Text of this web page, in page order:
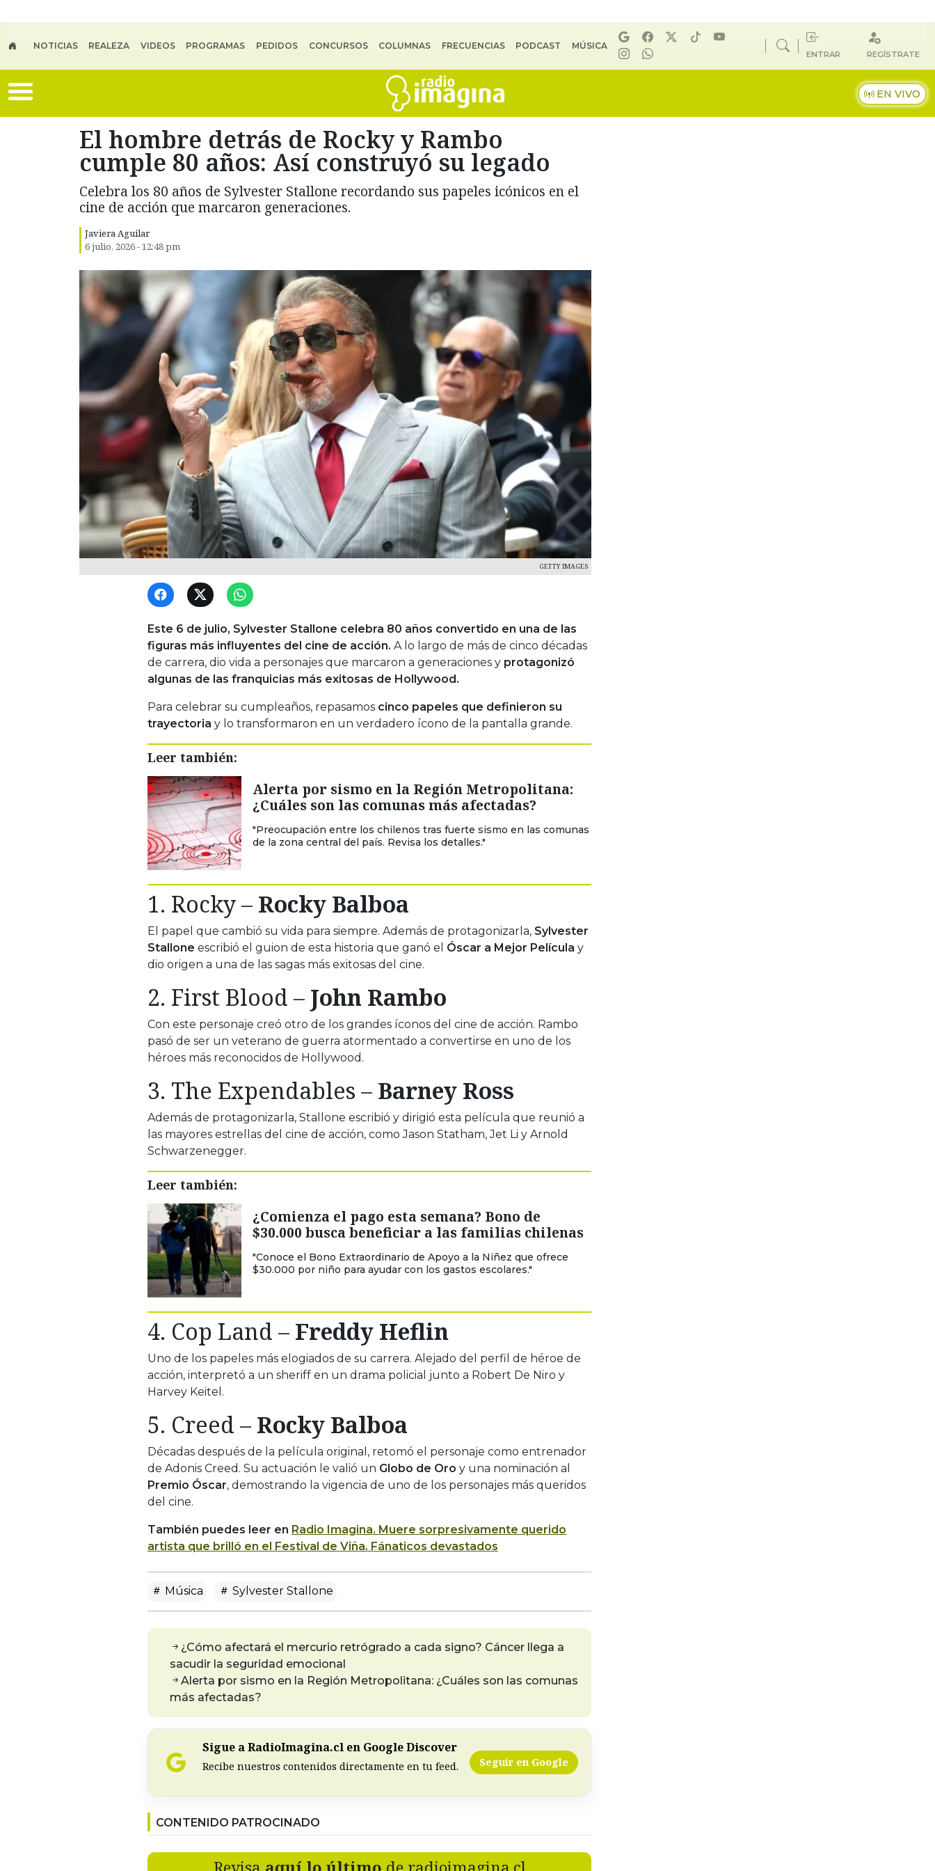
NOTICIAS REALEZA VIDEOS PROGRAMAS PEDIDOS CONCURSOS COLUMNAS FRECUENCIAS PODCAST MÚSICA
ENTRAR REGÍSTRATE
EN VIVO
El hombre detrás de Rocky y Rambo
cumple 80 años: Así construyó su legado
Celebra los 80 años de Sylvester Stallone recordando sus papeles icónicos en el
cine de acción que marcaron generaciones.
Javiera Aguilar
6 julio, 2026 - 12:48 pm
GETTY IMAGES
Este 6 de julio, Sylvester Stallone celebra 80 años convertido en una de las
figuras más influyentes del cine de acción. A lo largo de más de cinco décadas
de carrera, dio vida a personajes que marcaron a generaciones y protagonizó
algunas de las franquicias más exitosas de Hollywood.
Para celebrar su cumpleaños, repasamos cinco papeles que definieron su
trayectoria y lo transformaron en un verdadero ícono de la pantalla grande.
Leer también:
Alerta por sismo en la Región Metropolitana:
¿Cuáles son las comunas más afectadas?
"Preocupación entre los chilenos tras fuerte sismo en las comunas
de la zona central del país. Revisa los detalles."
1. Rocky– Rocky Balboa
El papel que cambió su vida para siempre. Además de protagonizarla, Sylvester
Stallone escribió el guion de esta historia que ganó el Óscar a Mejor Película y
dio origen a una de las sagas más exitosas del cine.
2. First Blood – John Rambo
Con este personaje creó otro de los grandes íconos del cine de acción. Rambo
pasó de ser un veterano de guerra atormentado a convertirse en uno de los
héroes más reconocidos de Hollywood.
3. The Expendables – Barney Ross
Además de protagonizarla, Stallone escribió y dirigió esta película que reunió a
las mayores estrellas del cine de acción, comoJason Statham,Jet Li y Arnold
Schwarzenegger.
Leer también:
¿Comienza el pago esta semana? Bono de
$30.000 busca beneficiar a las familias chilenas
"Conoce el Bono Extraordinario de Apoyo a la Niñez que ofrece
$30.000 por niño para ayudar con los gastos escolares."
4. Cop Land – Freddy Heflin
Uno de los papeles más elogiados de su carrera. Alejado del perfil de héroe de
acción, interpretó a un sheriff en un drama policial junto a Robert De Niro y
Harvey Keitel .
5. Creed – Rocky Balboa
Décadas después de la película original, retomó el personaje como entrenador
de Adonis Creed . Su actuación le valió un Globo de Oro y una nominación al
Premio Óscar, demostrando la vigencia de uno de los personajes más queridos
del cine.
También puedes leer en Radio Imagina. Muere sorpresivamente querido
artista que brilló en el Festival de Viña. Fánaticos devastados
Música Sylvester Stallone
¿Cómo afectará el mercurio retrógrado a cada signo? Cáncer llega a
sacudir la seguridad emocional
Alerta por sismo en la Región Metropolitana: ¿Cuáles son las comunas
más afectadas?
Sigue a RadioImagina.cl en Google Discover
Recibe nuestros contenidos directamente en tu feed. Seguir en Google
CONTENIDO PATROCINADO